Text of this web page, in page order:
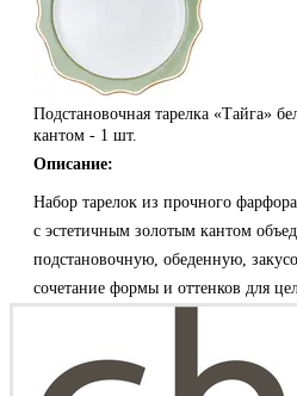
Подстановочная тарелка «Тайга»
кантом - 1 шт.
Описание:
Набор тарелок из прочного
с эстетичным золотым кантом
подстановочную, обеденную,
сочетание формы и оттенков для